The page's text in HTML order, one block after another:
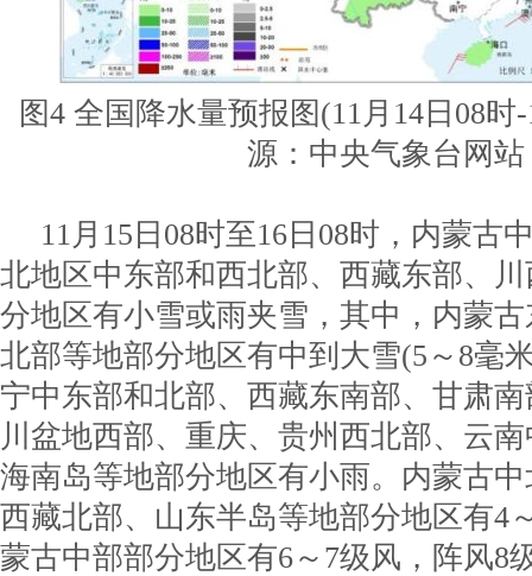
图4 全国降水量预报图(11月14日08时
源：中央气象台网站
11月15日08时至16日08时，内蒙古
北地区中东部和西北部、西藏东部、
分地区有小雪或雨夹雪，其中，内蒙
北部等地部分地区有中到大雪(5～8毫
宁中东部和北部、西藏东南部、甘肃
川盆地西部、重庆、贵州西北部、云
海南岛等地部分地区有小雨。内蒙古
西藏北部、山东半岛等地部分地区有4
蒙古中部部分地区有6～7级风，阵风8